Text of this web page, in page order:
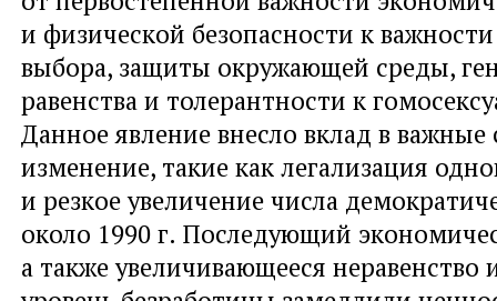
и физической безопасности к
выбора, защиты окружающей среды,
равенства и толерантности к
Данное явление внесло вклад в
изменение, такие как легализация
и резкое увеличение числа
около 1990 г. Последующий
а также увеличивающееся неравенство